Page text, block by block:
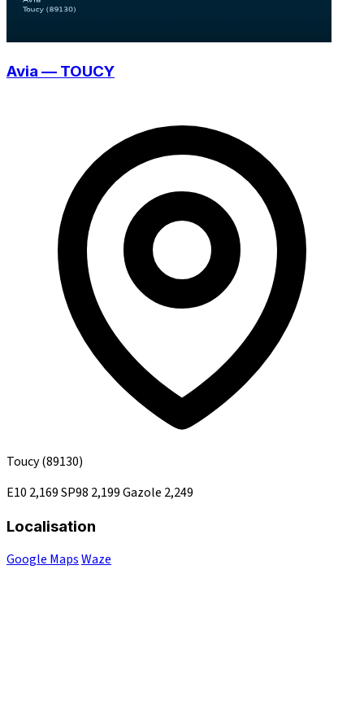
Avia — TOUCY
Toucy(89130)
E10 2,169SP98 2,199Gazole 2,249
Localisation
Google MapsWaze